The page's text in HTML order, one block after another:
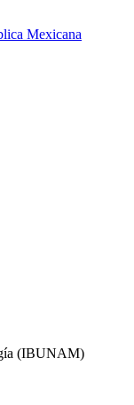
Mexicana
(IBUNAM)